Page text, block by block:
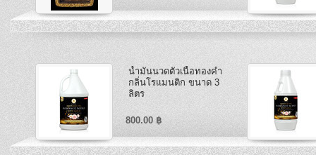
น้ำมันนวดตัวเนื้อทองคำ
กลิ่นโรแมนติก ขนาด 3
ลิตร
800.00 ฿